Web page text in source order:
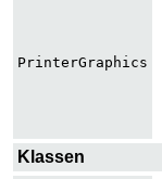
PrinterGraphics
Klassen